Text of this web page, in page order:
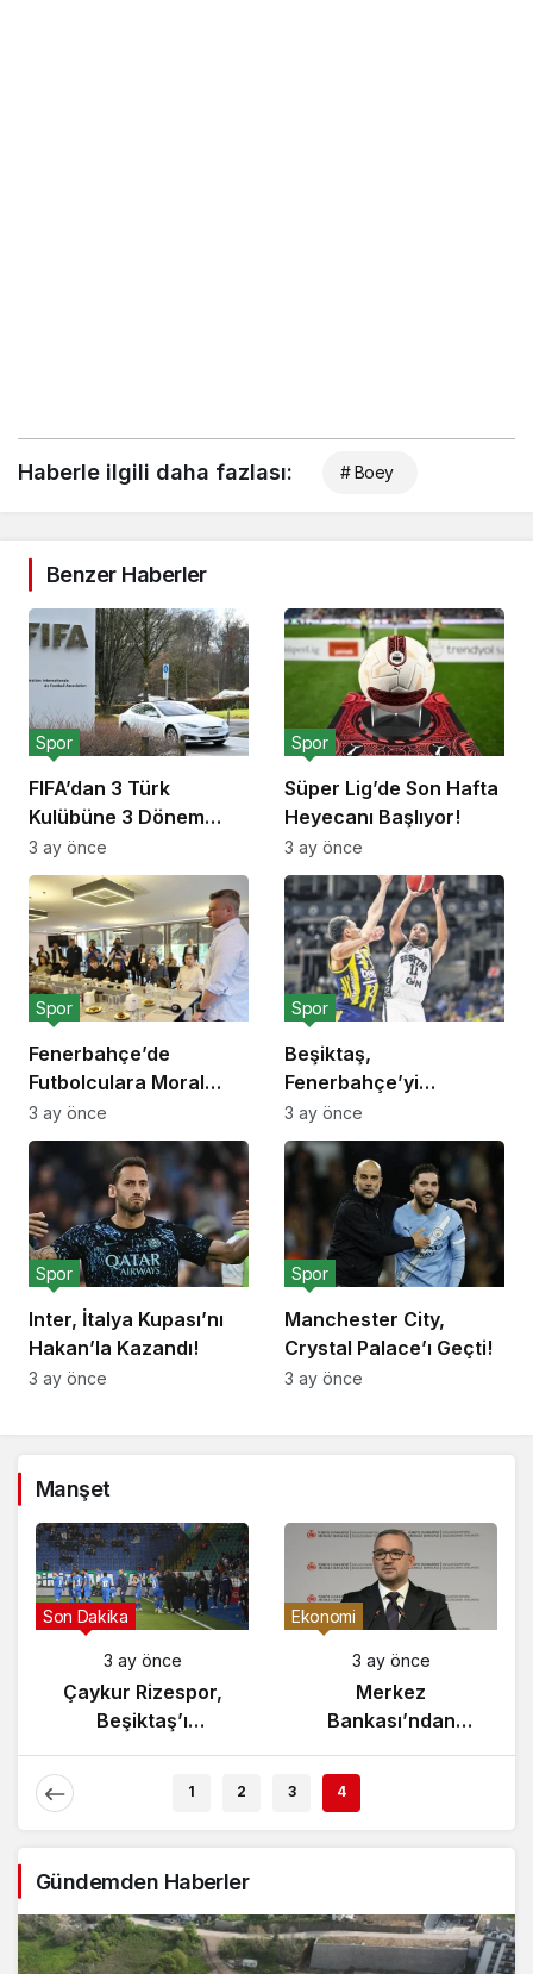
Haberle ilgili daha fazlası: # Boey
Benzer Haberler
FIFA’dan 3 Türk
Kulübüne 3 Dönem
Transfer Yasağı!
Spor
3 ay önce
Süper Lig’de Son Hafta
Heyecanı Başlıyor!
Spor
3 ay önce
Fenerbahçe’de
Futbolculara Moral
Yemeği!
Spor
3 ay önce
Beşiktaş,
Fenerbahçe’yi
Deplasmanda Yendi!
Spor
3 ay önce
Inter, İtalya Kupası’nı
Hakan’la Kazandı!
Spor
3 ay önce
Manchester City,
Crystal Palace’ı Geçti!
Spor
3 ay önce
Manşet
Gündem
3 ay önce
Yunanistan’da
Zeybek Tartışması
Son Dakika
3 ay önce
Çaykur Rizespor,
Beşiktaş’ı
1 2 3 4
Gündemden Haberler